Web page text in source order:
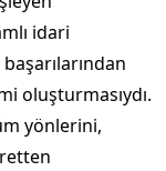
idari
oluşturmasıydı.
yönlerini,